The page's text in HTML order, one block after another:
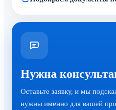
Нужна
Оставьте заявку, и мы
нужны именно для вашей